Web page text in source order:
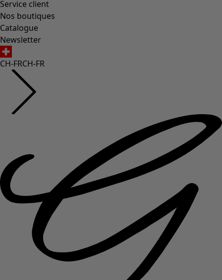
Service client
Nos boutiques
Catalogue
Newsletter
CH-FRCH-FR